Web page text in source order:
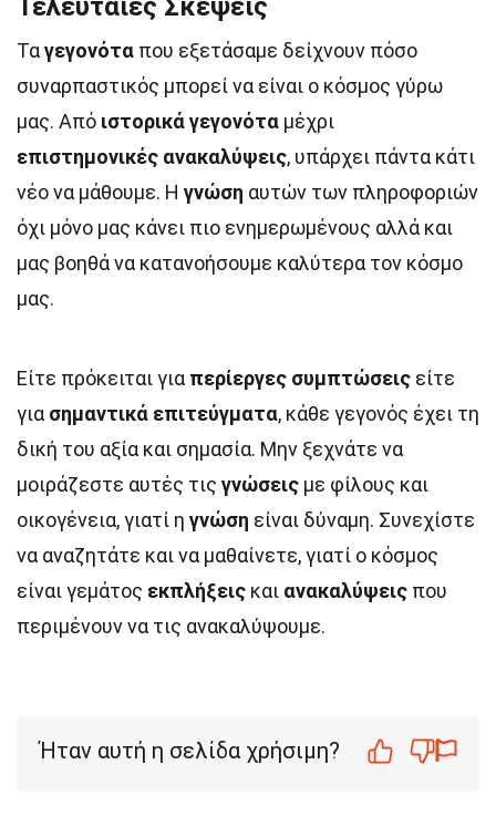
Τελευταίες Σκέψεις
Ταγεγονότα που εξετάσαμε δείχνουν πόσο
συναρπαστικός μπορεί να είναι ο κόσμος γύρω
μας. Από ιστορικά γεγονότα μέχρι
επιστημονικές ανακαλύψεις, υπάρχει πάντα κάτι
νέο να μάθουμε. Η γνώση αυτών των πληροφοριών
όχι μόνο μας κάνει πιο ενημερωμένους αλλά και
μας βοηθά να κατανοήσουμε καλύτερα τον κόσμο
μας.
Είτε πρόκειται για περίεργες συμπτώσεις είτε
για σημαντικά επιτεύγματα, κάθε γεγονός έχει τη
δική του αξία και σημασία. Μην ξεχνάτε να
μοιράζεστε αυτές τις γνώσεις με φίλους και
οικογένεια, γιατί η γνώση είναι δύναμη. Συνεχίστε
να αναζητάτε και να μαθαίνετε, γιατί ο κόσμος
είναι γεμάτος εκπλήξεις και ανακαλύψεις που
περιμένουν να τις ανακαλύψουμε.
Ήταν αυτή η σελίδα χρήσιμη?